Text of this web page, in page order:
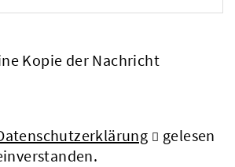
Kopie der Nachricht
gelesen